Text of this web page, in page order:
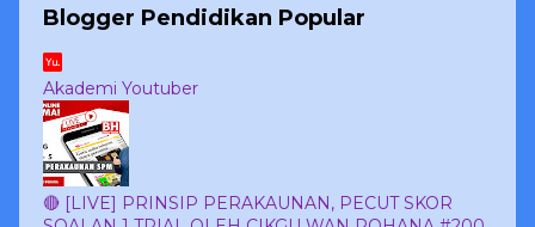
Blogger Pendidikan Popular
Akademi Youtuber
🔴 [LIVE] PRINSIP PERAKAUNAN, PECUT SKOR